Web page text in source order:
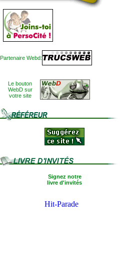
Partenaire Webd:
Le bouton
WebD sur
votre site
Signez notre
livre d'invités